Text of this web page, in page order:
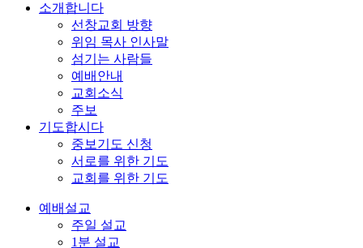
소개합니다
선창교회 방향
위임 목사 인사말
섬기는 사람들
예배안내
교회소식
주보
기도합시다
중보기도 신청
서로를 위한 기도
교회를 위한 기도
예배설교
주일 설교
1분 설교